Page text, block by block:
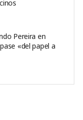
Pereira en
«del papel a